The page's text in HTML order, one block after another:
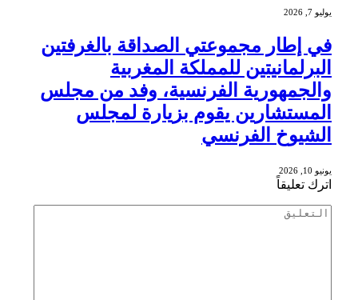
يوليو 7, 2026
في إطار مجموعتي الصداقة بالغرفتين
البرلمانيتين للمملكة المغربية
والجمهورية الفرنسية، وفد من مجلس
المستشارين يقوم بزيارة لمجلس
الشيوخ الفرنسي
يونيو 10, 2026
اترك تعليقاً